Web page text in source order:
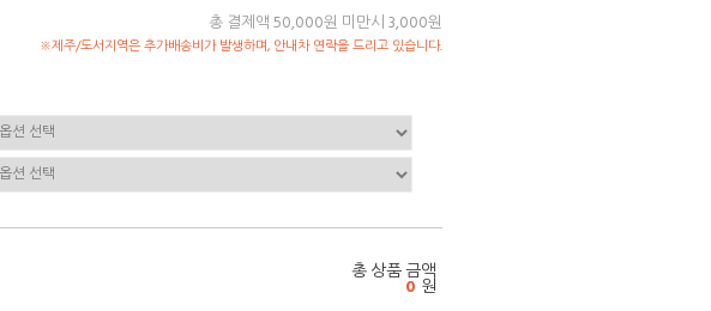
총 결제액 50,000원 미만시 3,000원
※제주/도서지역은 추가배송비가 발생하며, 안내차 연락을 드리고 있습니다.
총 상품 금액
0 원